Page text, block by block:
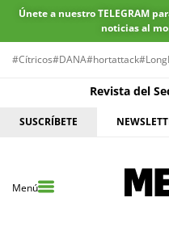
Únete a nuestro TELEGRAM
noticias al
#Cítricos#DANA#hortattack
Revista del
SUSCRÍBETE
Menú